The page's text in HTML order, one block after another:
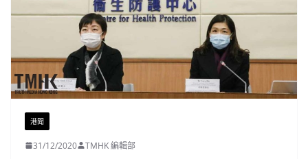
港聞
31/12/2020 TMHK 編輯部